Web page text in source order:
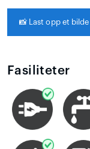
📸 Last opp et bilde
Fasiliteter